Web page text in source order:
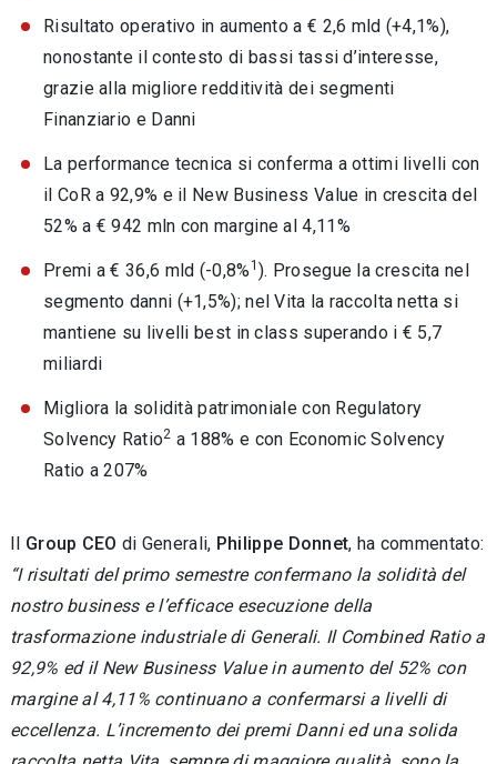
Risultato operativo in aumento a € 2,6 mld (+4,1%),
nonostante il contesto di bassi tassi d’interesse,
grazie alla migliore redditività dei segmenti
Finanziario e Danni
La performance tecnica si conferma a ottimi livelli con
il CoR a 92,9% e il New Business Value in crescita del
52% a € 942 mln con margine al 4,11%
Premi a € 36,6 mld (-0,8% 1 ). Prosegue la crescita nel
segmento danni (+1,5%); nel Vita la raccolta netta si
mantiene su livelli best in class superando i € 5,7
miliardi
Migliora la solidità patrimoniale con Regulatory
Solvency Ratio2 a 188% e con Economic Solvency
Ratio a 207%
Il Group CEO di Generali, Philippe Donnet, ha commentato:
“I risultati del primo semestre confermano la solidità del
nostro business e l’efficace esecuzione della
trasformazione industriale di Generali. Il Combined Ratio a
92,9% ed il New Business Value in aumento del 52% con
margine al 4,11% continuano a confermarsi a livelli di
eccellenza. L’incremento dei premi Danni ed una solida